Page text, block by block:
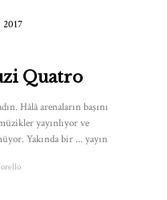
Quatro
Hâlâ arenaların başını
yayınlıyor ve
Yakında bir ... yayınlayacak.